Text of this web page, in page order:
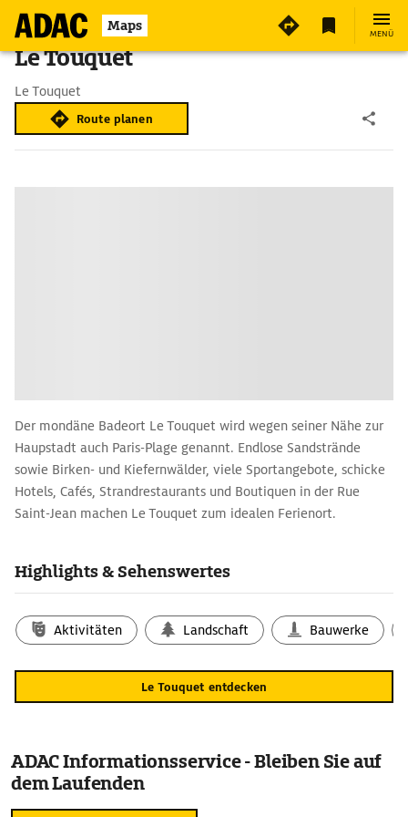
Maps MENÜ
Le Touquet
Le Touquet
Route planen
Der mondäne Badeort Le Touquet wird wegen seiner Nähe zur
Haupstadt auch Paris-Plage genannt. Endlose Sandstrände
sowie Birken- und Kiefernwälder, viele Sportangebote, schicke
Hotels, Cafés, Strandrestaurants und Boutiquen in der Rue
Saint-Jean machen Le Touquet zum idealen Ferienort.
Highlights & Sehenswertes
Aktivitäten Landschaft Bauwerke
Le Touquet entdecken
ADAC Informationsservice - Bleiben Sie auf
dem Laufenden